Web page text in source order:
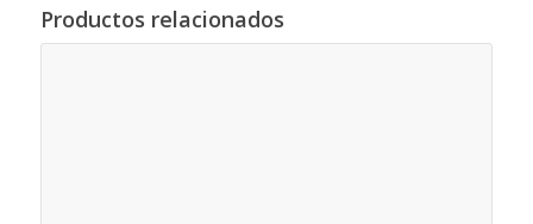
Productos relacionados